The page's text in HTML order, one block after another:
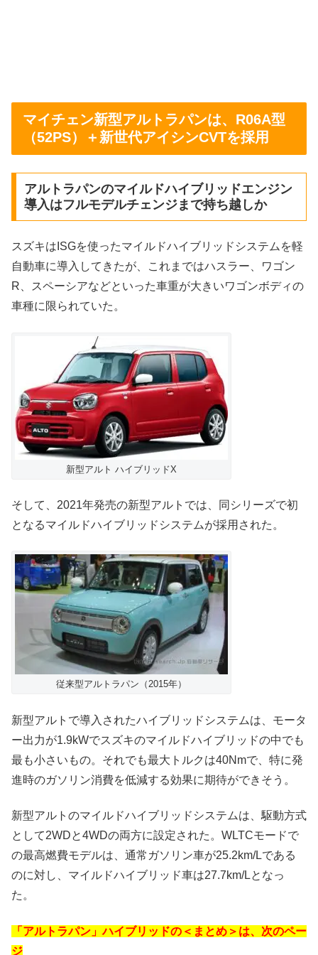
マイチェン新型アルトラパンは、R06A型
（52PS）＋新世代アイシンCVTを採用
アルトラパンのマイルドハイブリッドエンジン
導入はフルモデルチェンジまで持ち越しか
スズキはISGを使ったマイルドハイブリッドシステムを軽
自動車に導入してきたが、これまではハスラー、ワゴン
R、スペーシアなどといった車重が大きいワゴンボディの
車種に限られていた。
新型アルト ハイブリッドX
そして、2021年発売の新型アルトでは、同シリーズで初
となるマイルドハイブリッドシステムが採用された。
従来型アルトラパン（2015年）
新型アルトで導入されたハイブリッドシステムは、モータ
ー出力が1.9kWでスズキのマイルドハイブリッドの中でも
最も小さいもの。それでも最大トルクは40Nmで、特に発
進時のガソリン消費を低減する効果に期待ができそう。
新型アルトのマイルドハイブリッドシステムは、駆動方式
として2WDと4WDの両方に設定された。WLTCモードで
の最高燃費モデルは、通常ガソリン車が25.2km/Lである
のに対し、マイルドハイブリッド車は27.7km/Lとなっ
た。
「アルトラパン」ハイブリッドの＜まとめ＞は、次のペー
ジ